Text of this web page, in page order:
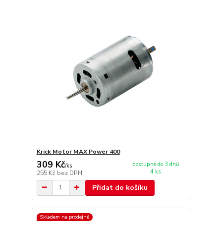
Krick Motor MAX Power 400
309 Kč/ks
255 Kč bez DPH
dostupné do 3 dnů
4 ks
Přidat do košíku
Skladem na prodejně